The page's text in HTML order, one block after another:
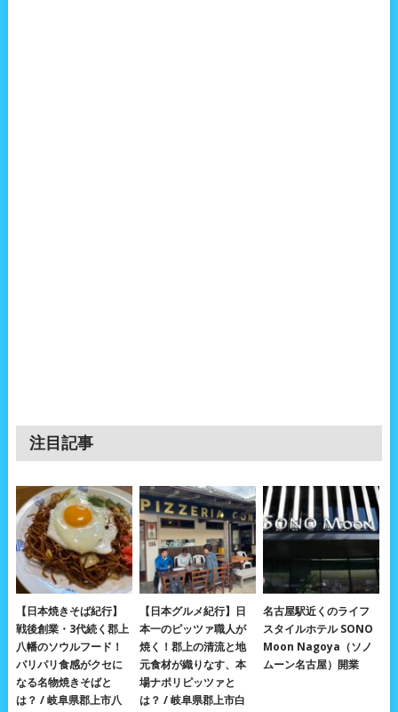
注目記事
【日本焼きそば紀行】
戦後創業・3代続く郡上
八幡のソウルフード！
パリパリ食感がクセに
なる名物焼きそばと
は？ / 岐阜県郡上市八
【日本グルメ紀行】日
本一のピッツァ職人が
焼く！郡上の清流と地
元食材が織りなす、本
場ナポリピッツァと
は？ / 岐阜県郡上市白
名古屋駅近くのライフ
スタイルホテル SONO
Moon Nagoya（ソノ
ムーン名古屋）開業